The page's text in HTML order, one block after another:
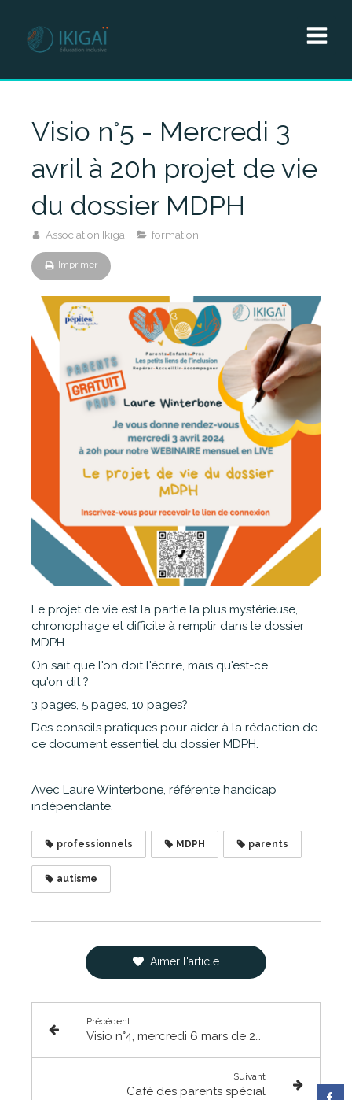
Visio n°5 - Mercredi 3
avril à 20h projet de vie
du dossier MDPH
Association Ikigaï formation
Imprimer
Le projet de vie est la partie la plus mystérieuse,
chronophage et difficile à remplir dans le dossier
MDPH.
On sait que l'on doit l'écrire, mais qu'est-ce
qu'on dit ?
3 pages, 5 pages, 10 pages?
Des conseils pratiques pour aider à la rédaction de
ce document essentiel du dossier MDPH.
Avec Laure Winterbone, référente handicap
indépendante.
professionnels MDPH parents
autisme
Aimer l'article
Précédent
Suivant
Café des parents spécial